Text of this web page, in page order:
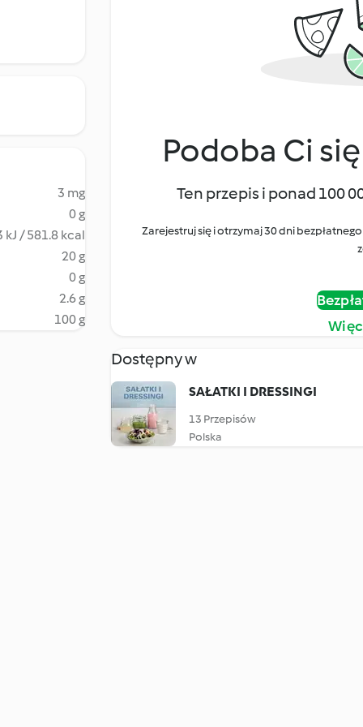
3 mg
0 g
kJ / 581.8 kcal
20 g
0 g
2.6 g
100 g
Podoba Ci
Ten przepis i ponad 100
Zarejestruj się i otrzymaj 30 dni
Dostępny w
SAŁATKI I DRESSINGI
13 Przepisów
Polska